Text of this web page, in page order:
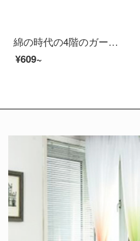
綿の時代の4階のガーゼのバスタオルの綿の家庭用吸水速乾の入浴する乳児の標準の男女の湖緑の90 cm×160 cm（ストレッチサイズ）
¥609~